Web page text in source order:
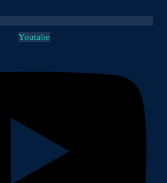
Youtube